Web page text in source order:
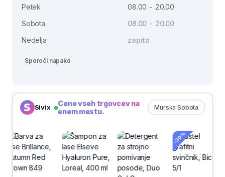
Petek
08.00 - 20.00
Sobota
08.00 - 20.00
Nedelja
zaprto
Sporoči napako
Sivix Murska Sobota
Cene vseh trgovcev na
enem mestu.
-30%